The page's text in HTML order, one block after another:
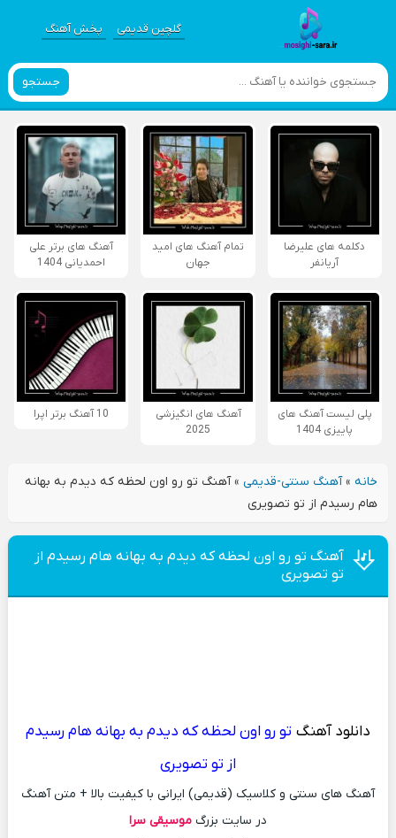
گلچین قدیمی پخش آهنگ
جستجو
دکلمه های علیرضا
آریانفر
تمام آهنگ های امید
جهان
آهنگ های برتر علی
احمدیانی 1404
پلی لیست آهنگ های
پاییزی 1404
آهنگ های انگیزشی
2025
10 آهنگ برتر اپرا
خانه»آهنگ سنتی-قدیمی»آهنگ تو رو اون لحظه که دیدم به بهانه
هام رسیدم از تو تصویری
آهنگ تو رو اون لحظه که دیدم به بهانه هام رسیدم از
تو تصویری
دانلود آهنگ تو رو اون لحظه که دیدم به بهانه هام رسیدم
از تو تصویری
آهنگ های سنتی و کلاسیک (قدیمی) ایرانی با کیفیت بالا + متن آهنگ
در سایت بزرگ موسیقی سرا